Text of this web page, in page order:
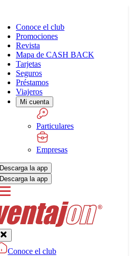
Conoce el club
Promociones
Revista
Mapa de CASH BACK
Tarjetas
Seguros
Préstamos
Viajeros
Mi cuenta
Particulares
Empresas
Descarga la app
Descarga la app
Conoce el club